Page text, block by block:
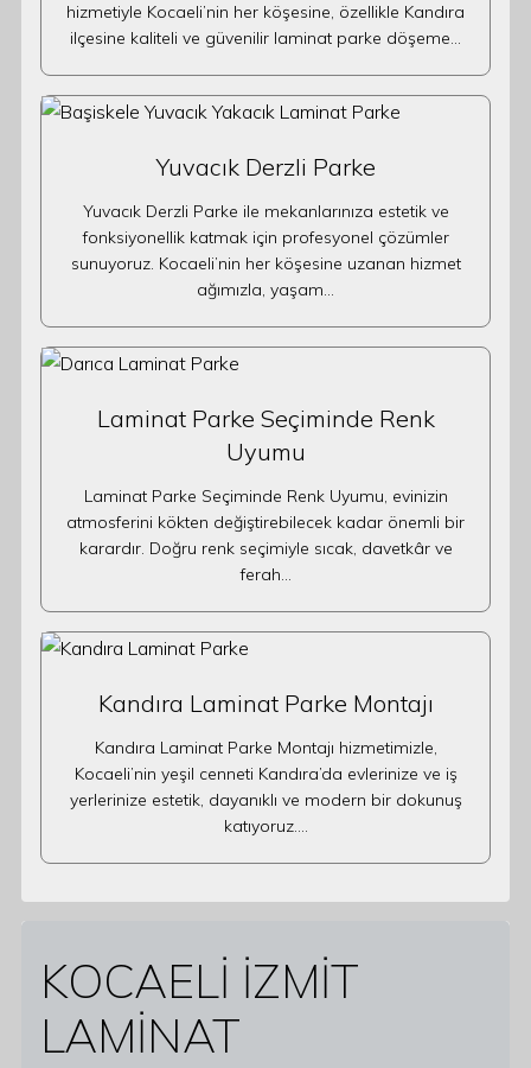
hizmetiyle Kocaeli’nin her köşesine, özellikle Kandıra
ilçesine kaliteli ve güvenilir laminat parke döşeme…
Yuvacık Derzli Parke
Yuvacık Derzli Parke ile mekanlarınıza estetik ve
fonksiyonellik katmak için profesyonel çözümler
sunuyoruz. Kocaeli’nin her köşesine uzanan hizmet
ağımızla, yaşam…
Laminat Parke Seçiminde Renk
Uyumu
Laminat Parke Seçiminde Renk Uyumu, evinizin
atmosferini kökten değiştirebilecek kadar önemli bir
karardır. Doğru renk seçimiyle sıcak, davetkâr ve
ferah…
Kandıra Laminat Parke Montajı
Kandıra Laminat Parke Montajı hizmetimizle,
Kocaeli’nin yeşil cenneti Kandıra’da evlerinize ve iş
yerlerinize estetik, dayanıklı ve modern bir dokunuş
katıyoruz.…
KOCAELİ İZMİT
LAMİNAT